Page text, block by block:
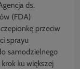
ds.
(FDA)
przeciw
sprayu
samodzielnego
ku większej